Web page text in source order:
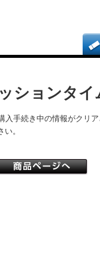
ションタイ
手続き中の情報がクリア
。